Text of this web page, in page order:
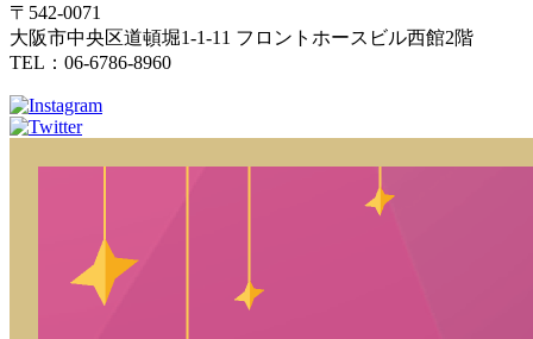
〒542-0071
大阪市中央区道頓堀1-1-11 フロントホースビル西館2階
TEL：06-6786-8960